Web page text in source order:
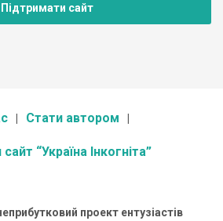
Підтримати сайт
Стати автором
“Україна Інкогніта”
проект ентузіастів